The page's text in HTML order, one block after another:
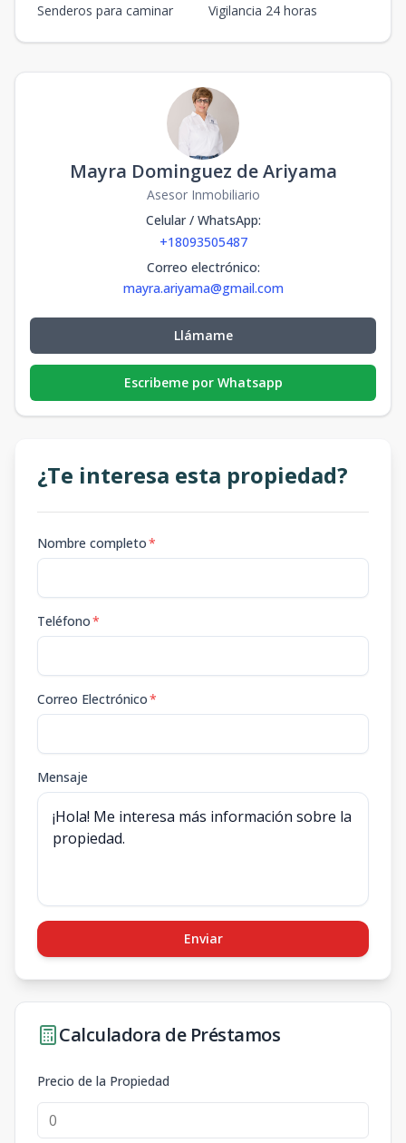
Senderos para caminar
Vigilancia 24 horas
Mayra Dominguez de Ariyama
Asesor Inmobiliario
Celular / WhatsApp:
+18093505487
Correo electrónico:
mayra.ariyama@gmail.com
Llámame
Escribeme por Whatsapp
¿Te interesa esta propiedad?
Nombre completo*
Teléfono*
Correo Electrónico*
Mensaje
Enviar
Calculadora de Préstamos
Precio de la Propiedad